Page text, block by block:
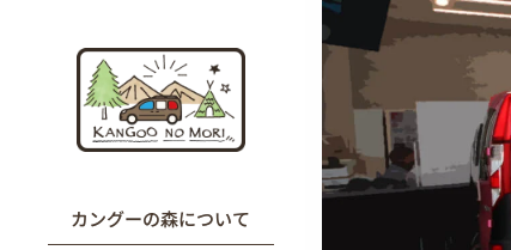
カングーの森について